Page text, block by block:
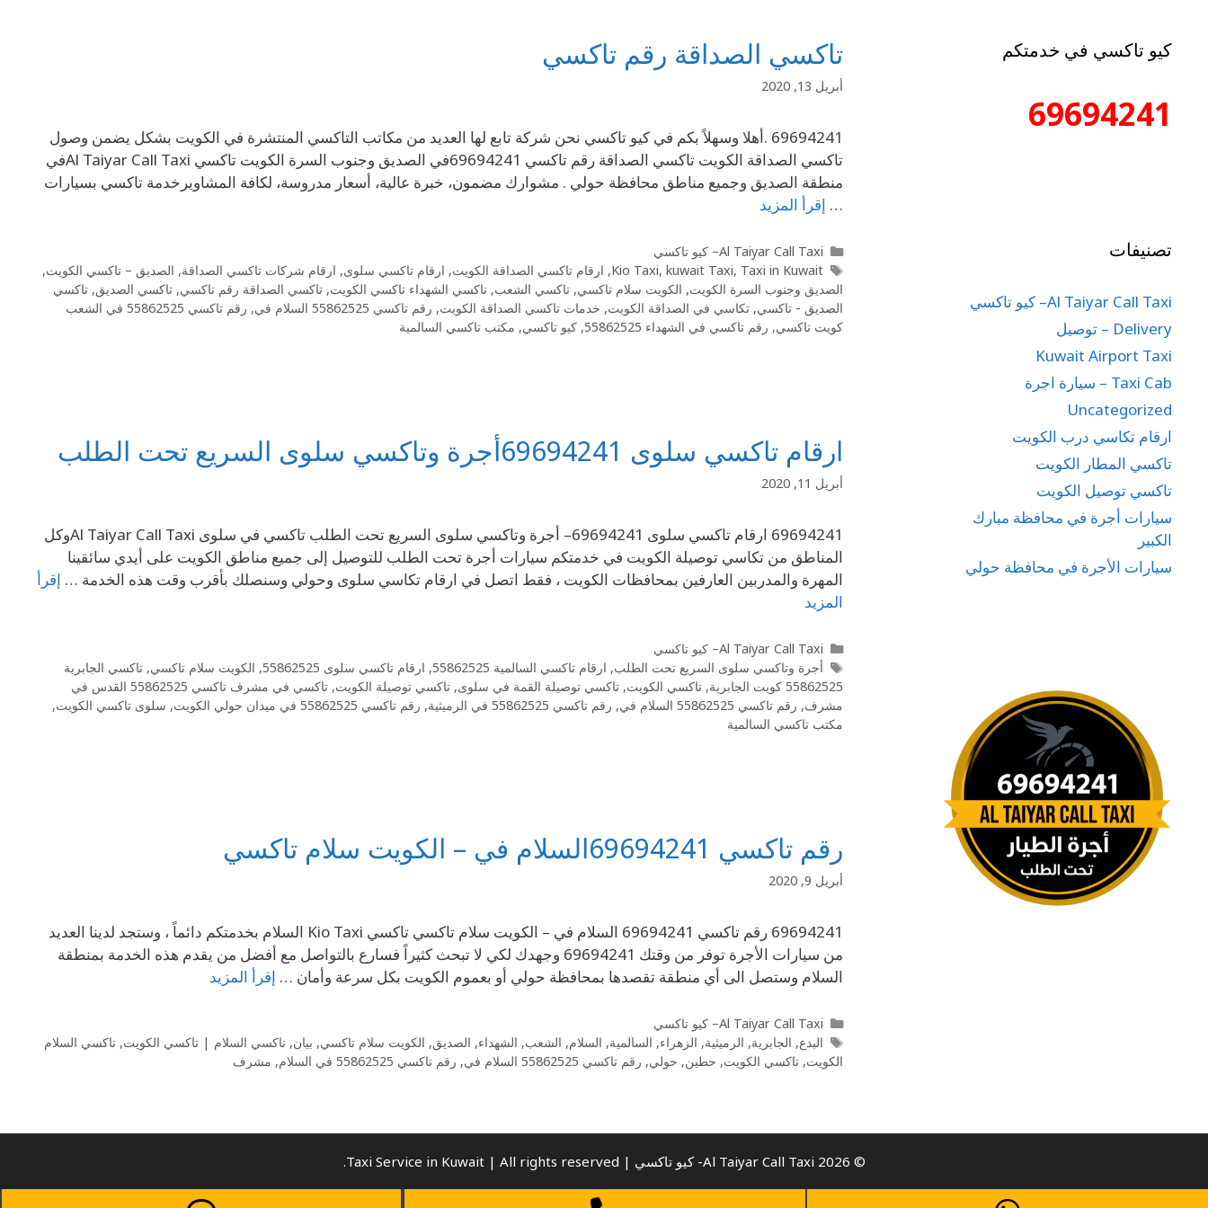
تاكسي الصداقة رقم تاكسي
أبريل 13, 2020
69694241 .أهلا وسهلاً بكم في كيو تاكسي نحن شركة تابع لها العديد من مكاتب التاكسي المنتشرة في الكويت بشكل يضمن وصول
تاكسي الصداقة الكويت تاكسي الصداقة رقم تاكسي 69694241في الصديق وجنوب السرة الكويت تاكسي Al Taiyar Call Taxiفي
منطقة الصديق وجميع مناطق محافظة حولي . مشوارك مضمون، خبرة عالية، أسعار مدروسة، لكافة المشاويرخدمة تاكسي بسيارات
… إقرأ المزيد
Al Taiyar Call Taxi– كيو تاكسي
Kio Taxi,kuwait Taxi, Taxi in Kuwait
, ارقام تاكسي الصداقة الكويت, ارقام تاكسي سلوى, ارقام شركات تاكسي الصداقة, الصديق – تاكسي الكويت,
الصديق وجنوب السرة الكويت, الكويت سلام تاكسي, تاكسي الشعب, تاكسي الشهداء تاكسي الكويت, تاكسي الصداقة رقم تاكسي, تاكسي الصديق, تاكسي
الصديق - تاكسي, تكاسي في الصداقة الكويت, خدمات تاكسي الصداقة الكويت, رقم تاكسي 55862525 السلام في ,
رقم تاكسي 55862525 في الشعب
كويت تاكسي, رقم تاكسي في الشهداء 55862525 , كيو تاكسي, مكتب تاكسي السالمية
ارقام تاكسي سلوى 69694241أجرة وتاكسي سلوى السريع تحت الطلب
أبريل 11, 2020
69694241 ارقام تاكسي سلوى 69694241– أجرة وتاكسي سلوى السريع تحت الطلب تاكسي في سلوى Al Taiyar Call Taxiوكل
المناطق من تكاسي توصيلة الكويت في خدمتكم سيارات أجرة تحت الطلب للتوصيل إلى جميع مناطق الكويت على أيدي سائقينا
المهرة والمدربين العارفين بمحافظات الكويت ، فقط اتصل في ارقام تكاسي سلوى وحولي وسنصلك بأقرب وقت هذه الخدمة … إقرأ
المزيد
Al Taiyar Call Taxi– كيو تاكسي
أجرة وتاكسي سلوى السريع تحت الطلب, ارقام تاكسي السالمية 55862525 , ارقام تاكسي سلوى 55862525 , الكويت سلام تاكسي, تاكسي الجابرية
55862525 كويت الجابرية
, تاكسي الكويت, تاكسي توصيلة القمة في سلوى, تاكسي توصيلة الكويت,
تاكسي في مشرف تاكسي 55862525 القدس في
مشرف, رقم تاكسي 55862525 السلام في , رقم تاكسي 55862525 في الرميثية , رقم تاكسي 55862525 في ميدان حولي الكويت , سلوى تاكسي الكويت,
مكتب تاكسي السالمية
رقم تاكسي 69694241السلام في – الكويت سلام تاكسي
أبريل 9, 2020
69694241 رقم تاكسي 69694241 السلام في – الكويت سلام تاكسي تاكسي Kio Taxi السلام بخدمتكم دائماً ، وستجد لدينا العديد
من سيارات الأجرة توفر من وقتك 69694241 وجهدك لكي لا تبحث كثيراً فسارع بالتواصل مع أفضل من يقدم هذه الخدمة بمنطقة
السلام وستصل الى أي منطقة تقصدها بمحافظة حولي أو بعموم الكويت بكل سرعة وأمان … إقرأ المزيد
Al Taiyar Call Taxi– كيو تاكسي
البدع, الجابرية, الرميثية, الزهراء, السالمية, السلام, الشعب, الشهداء, الصديق, الكويت سلام تاكسي, بيان, تاكسي السلام | تاكسي الكويت, تاكسي السلام
الكويت, تاكسي الكويت, حطين, حولي, رقم تاكسي 55862525 السلام في , رقم تاكسي 55862525 في السلام , مشرف
كيو تاكسي في خدمتكم
69694241
تصنيفات
Al Taiyar Call Taxi– كيو تاكسي
Delivery – توصيل
Kuwait Airport Taxi
Taxi Cab – سيارة اجرة
Uncategorized
ارقام تكاسي درب الكويت
تاكسي المطار الكويت
تاكسي توصيل الكويت
سيارات أجرة في محافظة مبارك
الكبير
سيارات الأجرة في محافظة حولي
© 2026 Al Taiyar Call Taxi- كيو تاكسي | Taxi Service in Kuwait | All rights reserved.